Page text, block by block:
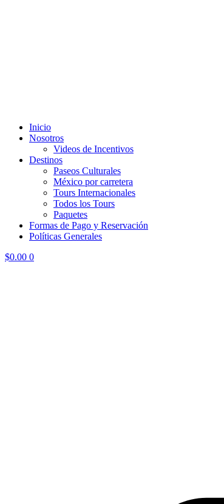
Inicio
Nosotros
Videos de Incentivos
Destinos
Paseos Culturales
México por carretera
Tours Internacionales
Todos los Tours
Paquetes
Formas de Pago y Reservación
Políticas Generales
$0.00 0